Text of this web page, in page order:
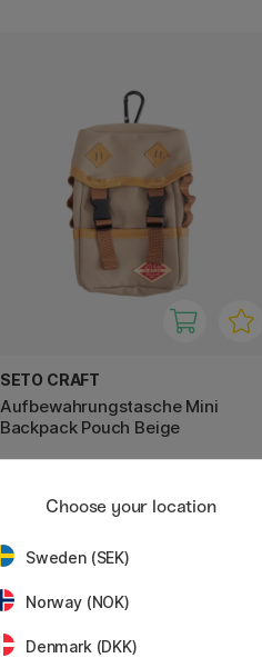
SETO CRAFT
Aufbewahrungstasche Mini
Backpack Pouch Beige
Choose your location
Sweden (SEK)
Norway (NOK)
Denmark (DKK)